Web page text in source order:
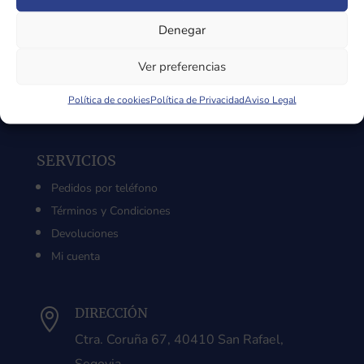
Denegar
Ver preferencias
Política de cookiesPolítica de PrivacidadAviso Legal
Sobre Nosotros
Política de Privacidad
SERVICIOS
Pedidos por teléfono
Términos y Condiciones
Devoluciones
Mi cuenta
 DIRECCIÓN
Ctra. Coruña 67, 40410 San Rafael,